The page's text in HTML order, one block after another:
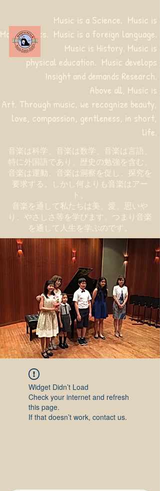
音楽は科学、音楽は数学、音楽は言語、
特に外国語であり、歴史の勉強を含む。
音楽は運動、音楽は洞察を促し、探究を
要求する。しかし何よりも音楽はアー
ト。
音楽を通して私たちは美、愛、思いや
り、やさしさ等を学びます。つまり音楽
を通して人生を学ぶのです。
Music is a Science. Music is
Mathematics. Music is a foreign language.
Music is History. Music is
physical education. Music develops
Insight and demands Research.
Above all, Music is
Art. Through music, we recognize beauty,
love, compassion, gentleness, in short,
life.
Widget Didn’t Load
Check your internet and refresh
this page.
If that doesn’t work, contact us.